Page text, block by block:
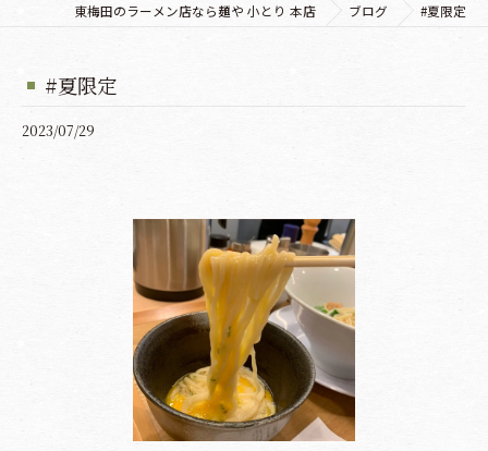
東梅田のラーメン店なら麺や 小とり 本店 ブログ #夏限定
#夏限定
2023/07/29